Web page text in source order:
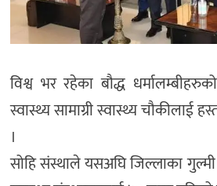
विश्व भर रहेका बौद्ध
स्वास्थ्य सामाग्री स्वास्थ्य चौकीलाई
।
सोहि संस्थाले यसअघि जिल्लाका